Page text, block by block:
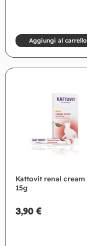
Aggiungi al carrello
Kattovit renal cream
15g
3,90 €